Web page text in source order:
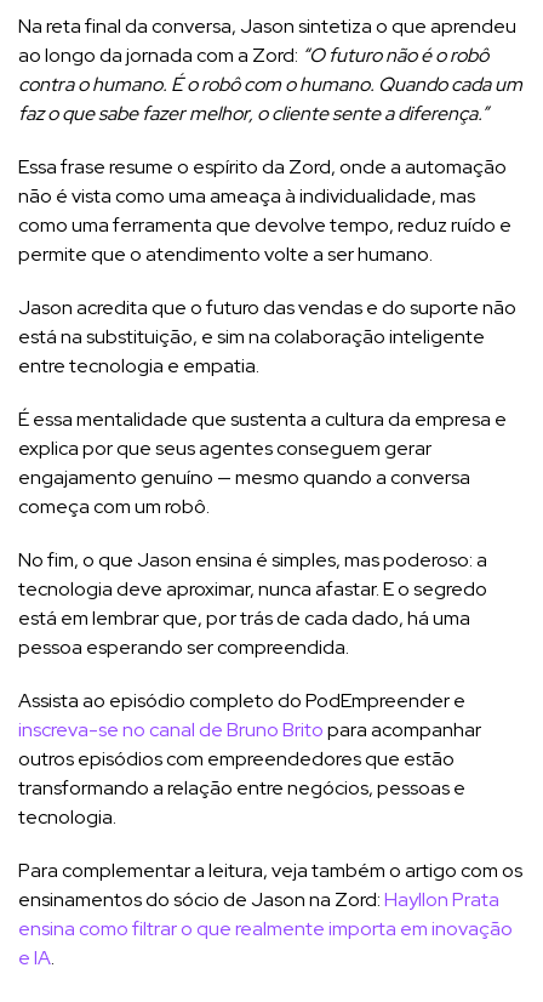
Na reta final da conversa, Jason sintetiza o que aprendeu
ao longo da jornada com a Zord: “O futuro não é o robô
contra o humano. É o robô com o humano. Quando cada um
faz o que sabe fazer melhor, o cliente sente a diferença.”
Essa frase resume o espírito da Zord, onde a automação
não é vista como uma ameaça à individualidade, mas
como uma ferramenta que devolve tempo, reduz ruído e
permite que o atendimento volte a ser humano.
Jason acredita que o futuro das vendas e do suporte não
está na substituição, e sim na colaboração inteligente
entre tecnologia e empatia.
É essa mentalidade que sustenta a cultura da empresa e
explica por que seus agentes conseguem gerar
engajamento genuíno — mesmo quando a conversa
começa com um robô.
No fim, o que Jason ensina é simples, mas poderoso: a
tecnologia deve aproximar, nunca afastar. E o segredo
está em lembrar que, por trás de cada dado, há uma
pessoa esperando ser compreendida.
Assista ao episódio completo do PodEmpreender e
inscreva-se no canal de Bruno Britopara acompanhar
outros episódios com empreendedores que estão
transformando a relação entre negócios, pessoas e
tecnologia.
Para complementar a leitura, veja também o artigo com os
ensinamentos do sócio de Jason na Zord:Hayllon Prata
ensina como filtrar o que realmente importa em inovação
e IA.